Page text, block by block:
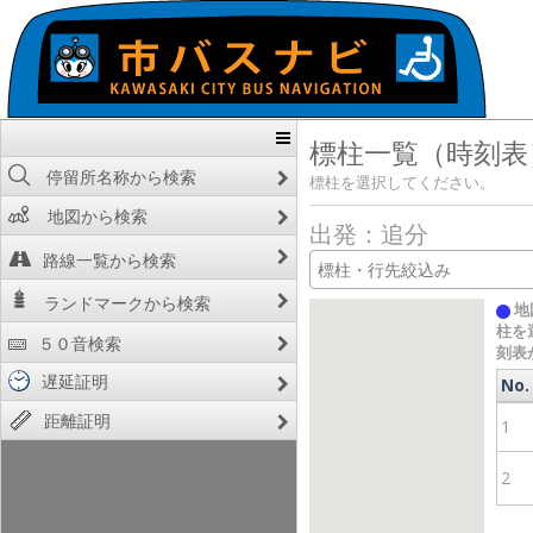
標柱一覧（時刻
標柱を選択してください。
出発：追分
地
柱を
刻表
No.
No.
1
2
停留所名称から検索
地図から検索
路線一覧から検索
ランドマークから検索
５０音検索
遅延証明
距離証明